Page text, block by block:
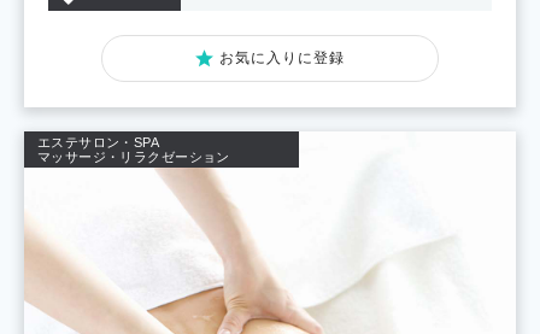
お気に入りに登録
エステサロン・SPA
マッサージ・リラクゼーション